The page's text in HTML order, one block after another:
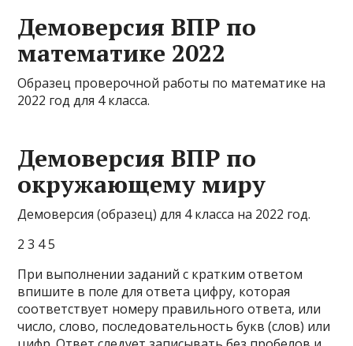
Демоверсия ВПР по
математике 2022
Образец проверочной работы по математике на
2022 год для 4 класса.
Демоверсия ВПР по
окружающему миру
Демоверсия (образец) для 4 класса на 2022 год.
2 3 4 5
При выполнении заданий с кратким ответом
впишите в поле для ответа цифру, которая
соответствует номеру правильного ответа, или
число, слово, последовательность букв (слов) или